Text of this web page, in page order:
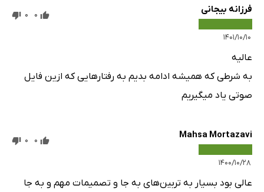
فرزانه بیجانی
۱۴۰۱/۱۰/۱۰
0
0
عالیه
به شرطی که همیشه ادامه بدیم به رفتارهایی که ازین فایل
صوتی یاد میگیریم
Mahsa Mortazavi
۱۴۰۰/۱۰/۲۸
0
0
عالی بود بسیار به تربین‌های به جا و تصمیمات مهم و به جا